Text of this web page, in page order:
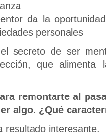
da la
personales
secreto de ser
que alimenta
remontarte al
algo. ¿Qué
resultado interesante.